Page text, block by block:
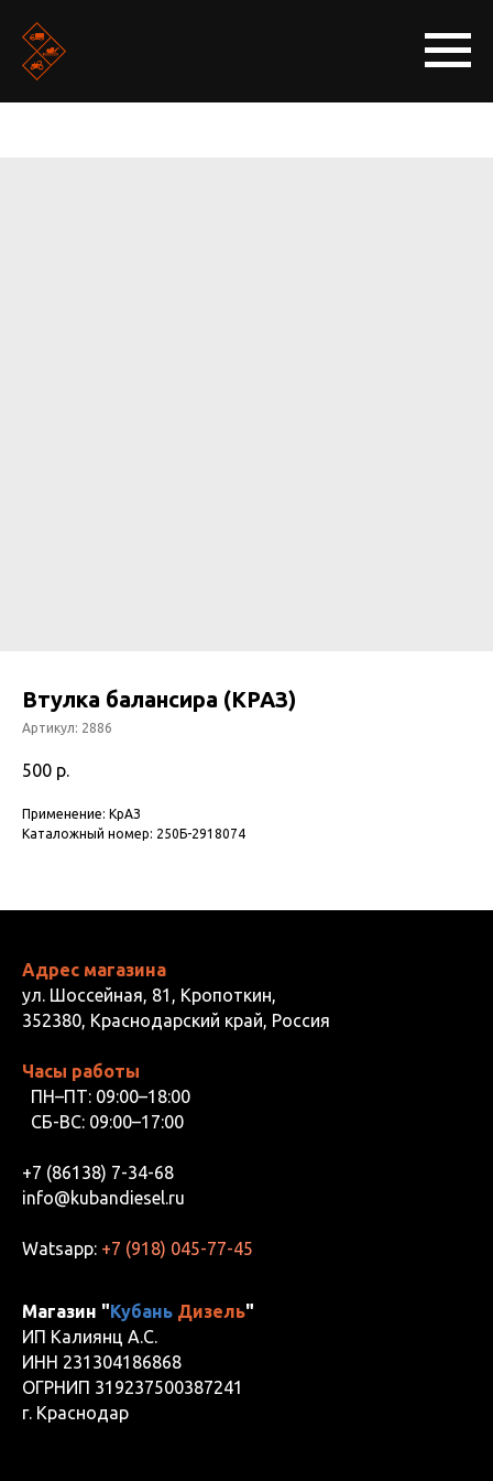
Втулка балансира (КРАЗ)
Артикул: 2886
500 р.
Применение: КрАЗ
Каталожный номер: 250Б-2918074
Адрес магазина
ул. Шоссейная, 81, Кропоткин,
352380, Краснодарский край, Россия
Часы работы
ПН–ПТ: 09:00–18:00
СБ-ВС: 09:00–17:00
+7 (86138) 7-34-68
info@kubandiesel.ru
Watsapp: +7 (918) 045-77-45
Магазин "Кубань Дизель"
ИП Калиянц А.С.
ИНН 231304186868
ОГРНИП 319237500387241
г. Краснодар